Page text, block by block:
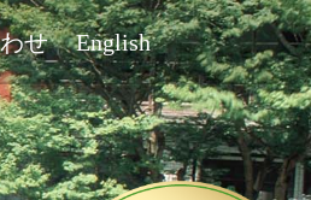
せ English